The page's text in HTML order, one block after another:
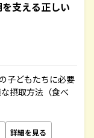
支える正しい
子どもたちに必要
摂取方法（食べ
詳細を見る